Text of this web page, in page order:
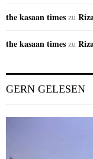
the kasaan times zu
the kasaan times zu
GERN GELESEN